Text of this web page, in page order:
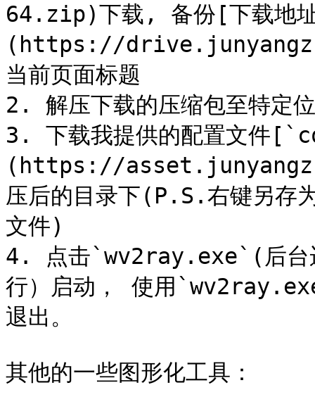
64.zip)下载, 备份[下载地
(https://
当前页面标题
2. 解压下载的压缩包至特定
3. 下载我提供的配置文
(https://
压后的目录下(P.S.右键另
文件)
4. 点击`wv2ray.exe`(后台
行）启动， 使用
退出。
其他的一些图形化工具：